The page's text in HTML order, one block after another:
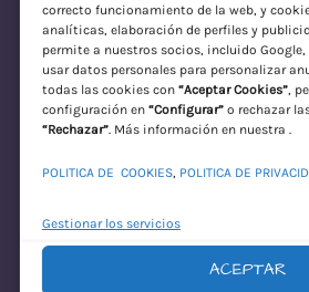
correcto funcionamiento de la web, y
analíticas, elaboración de perfiles y
permite a nuestros socios, incluido
usar datos personales para personalizar
todas las cookies con “Aceptar Cookies”,
configuración en “Configurar”o rechazar
“Rechazar”. Más información en nuestra .
POLITICA DE COOKIES, POLITICA DE
Gestionar los servicios
ACEPTAR
MisDiabluras | Sexshop
Discreto en España
Acceder